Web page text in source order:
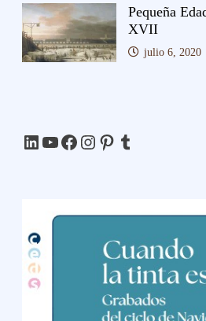
Pequeña
XVII
julio 6, 2020
LinkedIn
YouTube
Facebook
Instagram
Pinterest
Tumblr